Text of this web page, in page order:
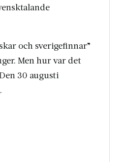
och sverigefinnar”
Men hur var det
30 augusti